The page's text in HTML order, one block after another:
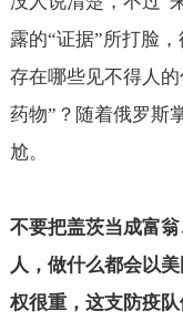
露的“证据”所打脸
存在哪些见不得人
药物”？随着俄罗斯
尬。
不要把盖茨当成富
人，做什么都会以
权很重，这支防疫队